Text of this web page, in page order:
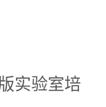
实验室培